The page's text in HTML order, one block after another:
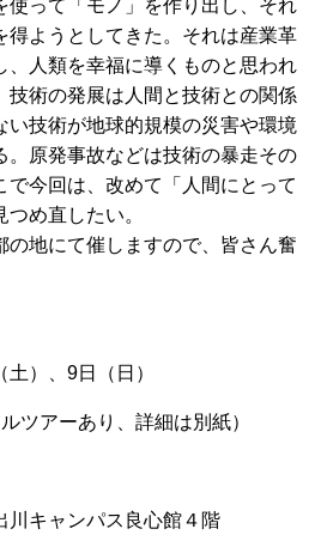
使って「モノ」を作り出し、それ
得ようとしてきた。それは産業革
、人類を幸福に導くものと思われ
技術の発展は人間と技術との関係
い技術が地球的規模の災害や環境
。原発事故などは技術の暴走その
で今回は、改めて「人間にとって
め直したい。
の地にて催しますので、皆さん奮
）、9日（日）
ツアーあり、詳細は別紙）
キャンパス良心館４階